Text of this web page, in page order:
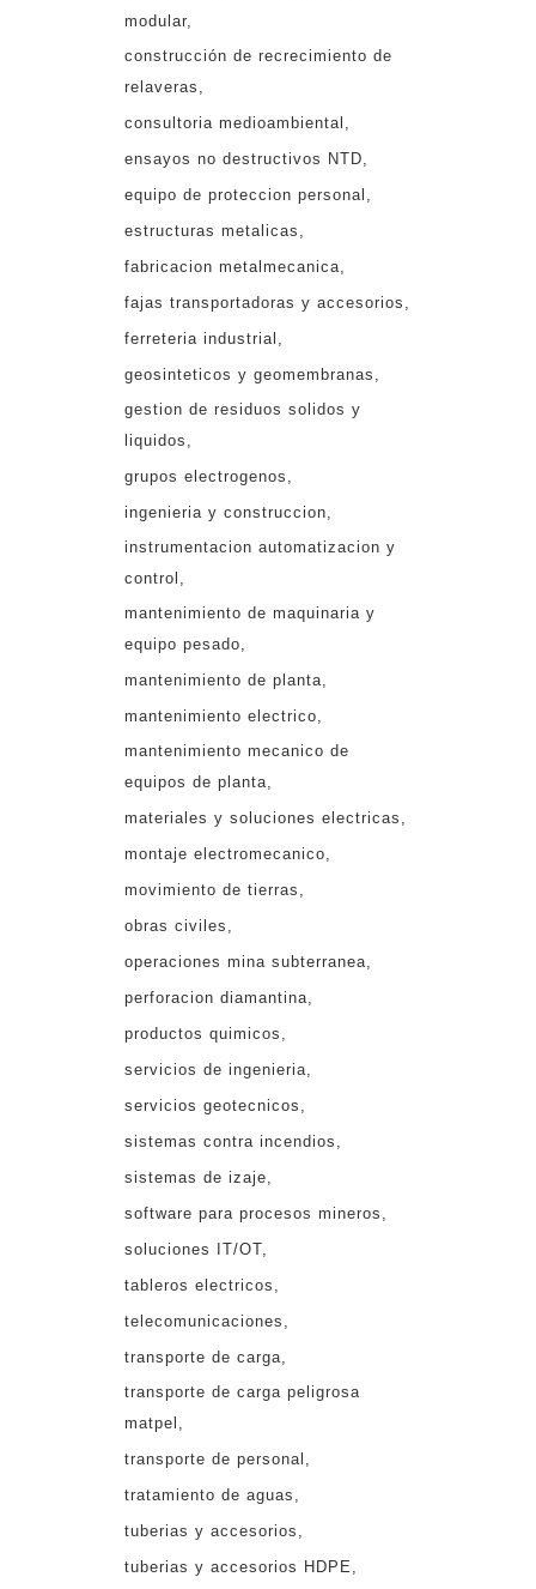
modular
construcción de recrecimiento de
relaveras
consultoria medioambiental
ensayos no destructivos NTD
equipo de proteccion personal
estructuras metalicas
fabricacion metalmecanica
fajas transportadoras y accesorios
ferreteria industrial
geosinteticos y geomembranas
gestion de residuos solidos y
liquidos
grupos electrogenos
ingenieria y construccion
instrumentacion automatizacion y
control
mantenimiento de maquinaria y
equipo pesado
mantenimiento de planta
mantenimiento electrico
mantenimiento mecanico de
equipos de planta
materiales y soluciones electricas
montaje electromecanico
movimiento de tierras
obras civiles
operaciones mina subterranea
perforacion diamantina
productos quimicos
servicios de ingenieria
servicios geotecnicos
sistemas contra incendios
sistemas de izaje
software para procesos mineros
soluciones IT/OT
tableros electricos
telecomunicaciones
transporte de carga
transporte de carga peligrosa
matpel
transporte de personal
tratamiento de aguas
tuberias y accesorios
tuberias y accesorios HDPE